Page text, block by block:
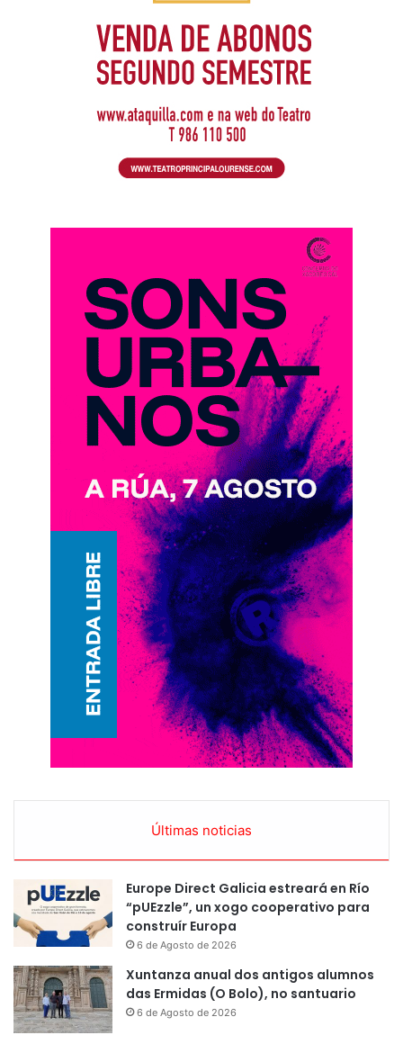
Últimas noticias
Europe Direct Galicia estreará en Río
“pUEzzle”, un xogo cooperativo para
construír Europa
6 de Agosto de 2026
Xuntanza anual dos antigos alumnos
das Ermidas (O Bolo), no santuario
6 de Agosto de 2026